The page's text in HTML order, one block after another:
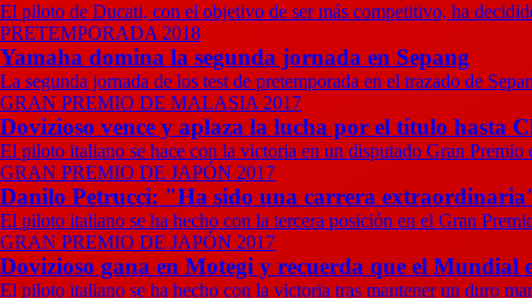
El piloto de Ducati, con el objetivo de ser más competitivo, ha
PRETEMPORADA 2018
Yamaha domina la segunda jornada en Sepang
La segunda jornada de los test de pretemporada en el trazado de
GRAN PREMIO DE MALASIA 2017
Dovizioso vence y aplaza la lucha por el título hasta
El piloto italiano se hace con la victoria en un disputado Gran Premio
GRAN PREMIO DE JAPÓN 2017
Danilo Petrucci: "Ha sido una carrera
El piloto italiano se ha hecho con la tercera posición en el Gran
GRAN PREMIO DE JAPÓN 2017
Dovizioso gana en Motegi y recuerda que el Mundial
El piloto italiano se ha hecho con la victoria tras mantener un duro